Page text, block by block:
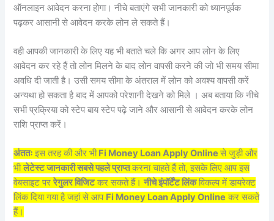
ऑनलाइन आवेदन करना होगा। नीचे बताएंगे सभी जानकारी को ध्यानपूर्वक
पढ़कर आसानी से आवेदन करके लोन ले सकते हैं।
वही आपकी जानकारी के लिए यह भी बताते चले कि अगर आप लोन के लिए
आवेदन कर रहे हैं तो लोन मिलने के बाद लोन वापसी करने की जो भी समय सीमा
अवधि दी जाती है। उसी समय सीमा के अंतराल में लोन को अवश्य वापसी करें
अन्यथा हो सकता है बाद में आपको परेशानी देखने को मिले । अब बताया कि नीचे
सभी प्रक्रिया को स्टेप बाय स्टेप पढ़े जाने और आसानी से आवेदन करके लोन
राशि प्राप्त करें।
अंततःइस तरह की और भीFi Money Loan Apply Onlineसे जुड़ी और
भीलेटेस्ट जानकारी सबसे पहले प्राप्तकरना चाहते हैं तो, इसके लिए आप इस
वेबसाइट पररेगुलर विजिटकर सकते हैं।नीचे इंपॉर्टेंट लिंकविकल्प में डायरेक्ट
लिंक दिया गया है जहां से आप Fi Money Loan Apply Online कर सकते
हैं।